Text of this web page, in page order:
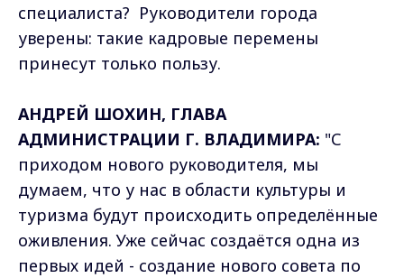
специалиста? Руководители города
уверены: такие кадровые перемены
принесут только пользу.
АНДРЕЙ ШОХИН, ГЛАВА
АДМИНИСТРАЦИИ Г. ВЛАДИМИРА: "С
приходом нового руководителя, мы
думаем, что у нас в области культуры и
туризма будут происходить определённые
оживления. Уже сейчас создаётся одна из
первых идей - создание нового совета по